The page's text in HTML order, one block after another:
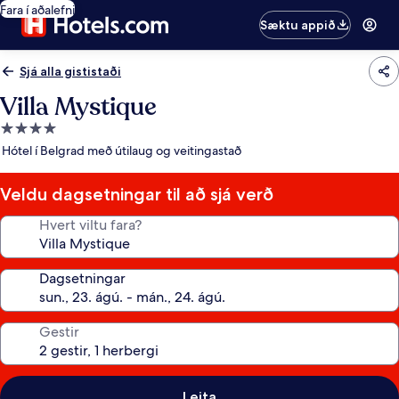
Fara í aðalefni
Sæktu appið
Sjá alla gististaði
Villa Mystique
4.0
stjörnu
Hótel í Belgrad með útilaug og veitingastað
Veldu dagsetningar til að sjá verð
Hvert viltu fara?
Dagsetningar
Gestir